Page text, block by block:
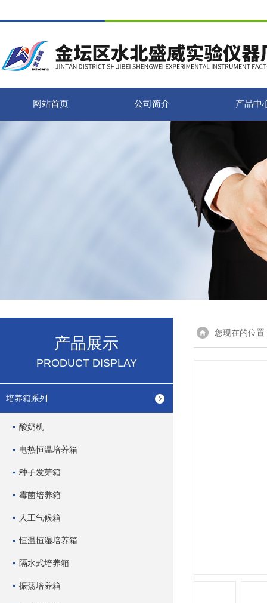
网站首页 公司简介 产品中
产品展示
PRODUCT DISPLAY
培养箱系列
酸奶机
电热恒温培养箱
种子发芽箱
霉菌培养箱
人工气候箱
恒温恒湿培养箱
隔水式培养箱
振荡培养箱
您现在的位置